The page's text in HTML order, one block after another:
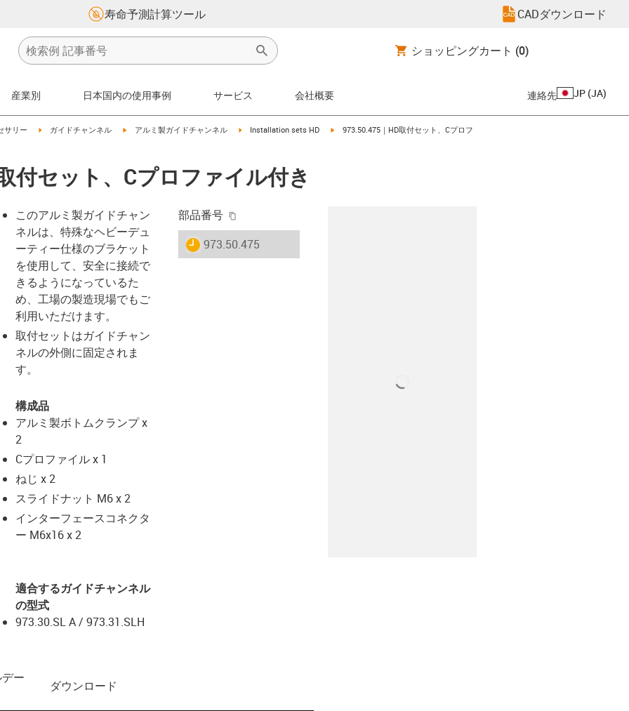
寿命予測計算ツール CADダウンロード
ショッピングカート (0)
産業別 日本国内の使用事例 サービス 会社概要 連絡先 JP (JA)
arrow-right
サリー igus-icon-arrow-right
ガイドチャンネル igus-icon-arrow-right
アルミ製ガイドチャンネル igus-icon-arrow-right
Installation sets HD igus-icon-arrow-right
973.50.475｜HD取付セット、Cプロフ
付セット、Cプロファイル付き
icon-lupe
icon-lupe
このアルミ製ガイドチャン
ネルは、特殊なヘビーデュ
ーティー仕様のブラケット
を使用して、安全に接続で
きるようになっているた
め、工場の製造現場でもご
利用いただけます。
取付セットはガイドチャン
ネルの外側に固定されま
す。
構成品
アルミ製ボトムクランプ x
2
Cプロファイル x 1
ねじ x 2
スライドナット M6 x 2
インターフェースコネクタ
ー M6x16 x 2
適合するガイドチャンネル
の型式
973.30.SL A / 973.31.SLH
部品番号
igus-icon-lieferzeit
973.50.475
ー
ダウンロード